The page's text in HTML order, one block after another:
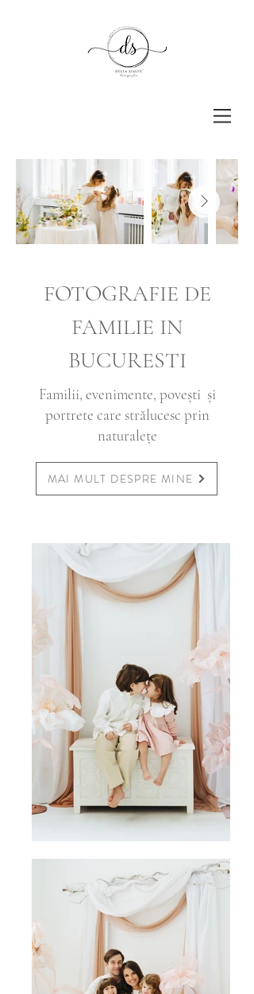
FOTOGRAFIE DE
FAMILIE IN
BUCURESTI
Familii, evenimente, povești și
portrete care strălucesc prin
naturalețe
MAI MULT DESPRE MINE